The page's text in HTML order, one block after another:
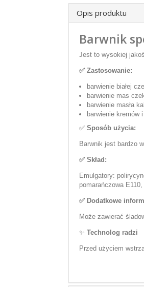
Opis produktu
Barwnik
Jest to wysokiej
✅ Zastosowanie:
barwienie białej
barwienie mas
barwienie masła
barwienie kremów
✅Sposób użycia:
Barwnik jest bardzo
✅ Skład:
Emulgatory:
pomarańczowa
✅ Dodatkowe
Może zawierać
✨Technolog radzi
Przed użyciem